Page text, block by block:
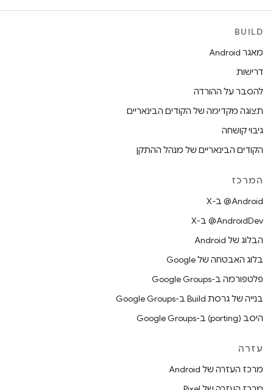
BUILD
מאגר Android
דרישות
להסבר על ההורדה
תצוגה מקדימה של הקודים הבינאריים
גיבוי קושחה
הקודים הבינאריים של מנהל ההתקן
המרכז
‫‎@Android ב-X
‫‎@AndroidDev ב-X
הבלוג של Android
בלוג האבטחה של Google
פלטפורמה ב-Google Groups
בנייה של גרסת Build ב-Google Groups
היסב (porting) ב-Google Groups
עזרה
מרכז העזרה של Android